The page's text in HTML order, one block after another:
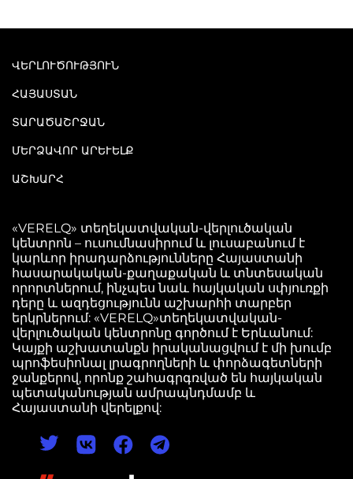
ՎԵՐԼՈՒԾՈՒԹՅՈՒՆ
ՀԱՅԱՍՏԱՆ
ՏԱՐԱԾԱՇՐՋԱՆ
ՄԵՐՁԱՎՈՐ ԱՐԵՒԵԼՔ
ԱՇԽԱՐՀ
«VERELQ» տեղեկատվական-վերլուծական
կենտրոն – ուսումնասիրում և լուսաբանում է
կարևոր իրադարձությունները Հայաստանի
հասարակական-քաղաքական և տնտեսական
որորտներում, ինչպես նաև հայկական սփյուռքի
դերը և ազդեցությունն աշխարհի տարբեր
երկրներում: «VERELQ»տեղեկատվական-
վերլուծական կենտրոնը գործում է Երևանում:
Կայքի աշխատանքն իրականացվում է մի խումբ
պրոֆեսիոնալ լրագրողների և փորձագետների
ջանքերով, որոնք շահագրգռված են հայկական
պետականության ամրապնդմամբ և
Հայաստանի վերելքով: